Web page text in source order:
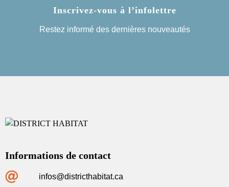
Inscrivez-vous à l’infolettre
Restez informé des dernières nouveautés
Informations de contact
infos@districthabitat.ca